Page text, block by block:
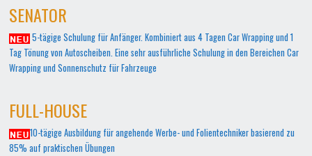
SENATOR
5-tägige Schulung für Anfänger. Kombiniert aus 4 Tagen Car Wrapping und 1
Tag Tönung von Autoscheiben. Eine sehr ausführliche Schulung in den Bereichen Car
Wrapping und Sonnenschutz für Fahrzeuge
FULL-HOUSE
10-tägige Ausbildung für angehende Werbe- und Folientechniker basierend zu
85% auf praktischen Übungen